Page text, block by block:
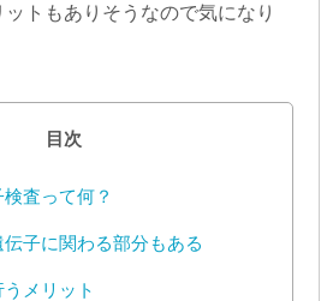
トもありそうなので気になり
目次
査って何？
子に関わる部分もある
メリット